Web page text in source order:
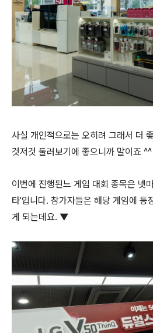
사실 개인적으로는 오히려 그래서 더
것저것 둘러보기에 좋으니까 말이죠 ^^
이번에 진행된느 게임 대회 종목은 넷
타'입니다. 참가자들은 해당 게임에 등
게 되는데요. ▼